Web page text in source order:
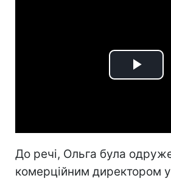
Play
До речі, Ольга була
комерційним директором